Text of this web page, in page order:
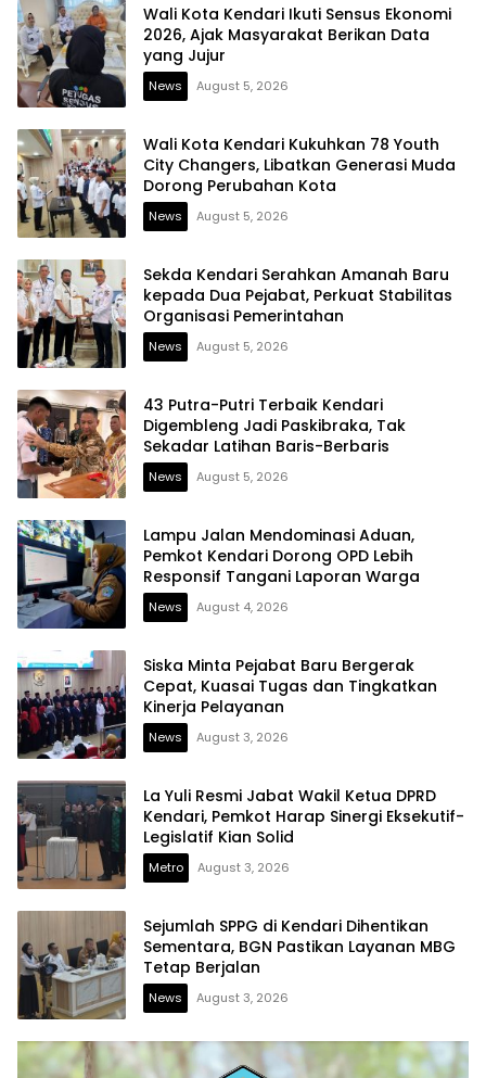
Wali Kota Kendari Ikuti Sensus Ekonomi
2026, Ajak Masyarakat Berikan Data
yang Jujur
News August 5, 2026
Wali Kota Kendari Kukuhkan 78 Youth
City Changers, Libatkan Generasi Muda
Dorong Perubahan Kota
News August 5, 2026
Sekda Kendari Serahkan Amanah Baru
kepada Dua Pejabat, Perkuat Stabilitas
Organisasi Pemerintahan
News August 5, 2026
43 Putra-Putri Terbaik Kendari
Digembleng Jadi Paskibraka, Tak
Sekadar Latihan Baris-Berbaris
News August 5, 2026
Lampu Jalan Mendominasi Aduan,
Pemkot Kendari Dorong OPD Lebih
Responsif Tangani Laporan Warga
News August 4, 2026
Siska Minta Pejabat Baru Bergerak
Cepat, Kuasai Tugas dan Tingkatkan
Kinerja Pelayanan
News August 3, 2026
La Yuli Resmi Jabat Wakil Ketua DPRD
Kendari, Pemkot Harap Sinergi Eksekutif-
Legislatif Kian Solid
Metro August 3, 2026
Sejumlah SPPG di Kendari Dihentikan
Sementara, BGN Pastikan Layanan MBG
Tetap Berjalan
News August 3, 2026